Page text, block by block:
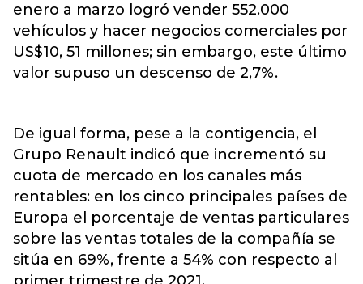
enero a marzo logró vender 552.000
vehículos y hacer negocios comerciales por
US$10, 51 millones; sin embargo, este último
valor supuso un descenso de 2,7%.
De igual forma, pese a la contigencia, el
Grupo Renault indicó que incrementó su
cuota de mercado en los canales más
rentables: en los cinco principales países de
Europa el porcentaje de ventas particulares
sobre las ventas totales de la compañía se
sitúa en 69%, frente a 54% con respecto al